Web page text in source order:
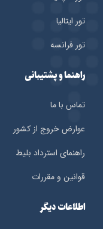
تور ایتالیا
تور فرانسه
راهنما و پشتیبانی
تماس با ما
عوارض خروج از کشور
راهنمای استرداد بلیط
قوانین و مقررات
اطلاعات دیگر